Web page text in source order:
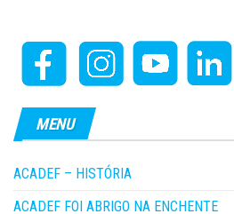
MENU
ACADEF – HISTÓRIA
ACADEF FOI ABRIGO NA ENCHENTE